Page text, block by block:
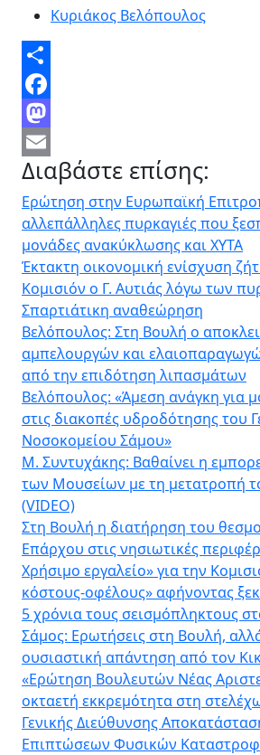
Κυριάκος Βελόπουλος
Share
Facebook
Mastodon
Email
Διαβάστε επίσης:
Ερώτηση στην Ευρωπαϊκή
αλλεπάλληλες πυρκαγιές που
μονάδες ανακύκλωσης και ΧΥΤΑ
Έκτακτη οικονομική ενίσχυση
Κομισιόν ο Γ. Αυτιάς λόγω των
Σπαρτιάτικη αναθεώρηση
Βελόπουλος: Στη Βουλή ο
αμπελουργών και
από την επιδότηση λιπασμάτων
Βελόπουλος: «Άμεση ανάγκη για
στις διακοπές υδροδότησης του
Νοσοκομείου Σάμου»
Μ. Συντυχάκης: Βαθαίνει η
των Μουσείων με τη μετατροπή
(VIDEO)
Στη Βουλή η διατήρηση του
Επάρχου στις νησιωτικές
Χρήσιμο εργαλείο» για την
κόστους-οφέλους» αφήνοντας
5 χρόνια τους σεισμόπληκτους
Σάμος: Ερωτήσεις στη Βουλή,
ουσιαστική απάντηση από τον
«Ερώτηση Βουλευτών Νέας
οκταετή εκκρεμότητα στη
Γενικής Διεύθυνσης
Επιπτώσεων Φυσικών